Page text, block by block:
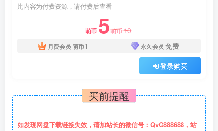
此内容为付费资源，请付费后查看
萌币 5萌币10
月费会员 萌币1 永久会员 免费
登录购买
买前提醒
如发现网盘下载链接失效，请加站长的微信号：QvQ888688，站